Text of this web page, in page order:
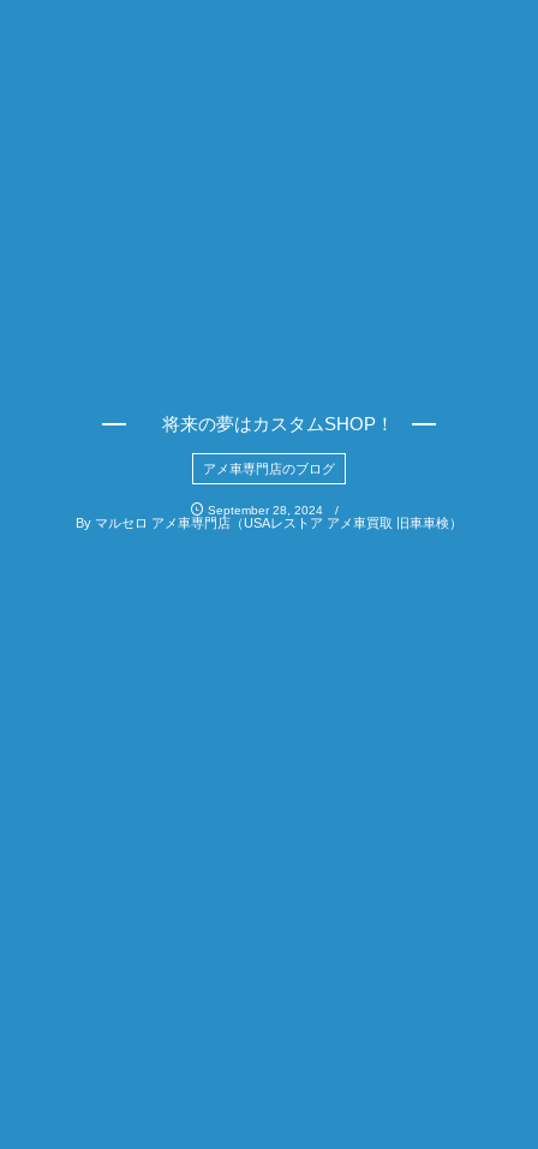
将来の夢はカスタムSHOP！
アメ車専門店のブログ
September 28 2024
By マルセロ アメ車専門店（USAレストア アメ車買取 旧車車検）